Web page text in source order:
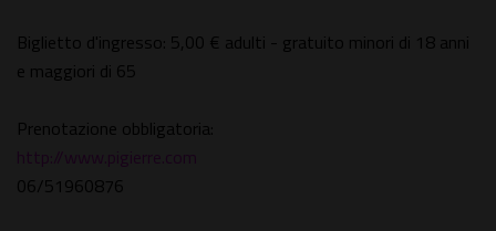
Biglietto d'ingresso: 5,00 € adulti - gratuito minori di 18 anni
e maggiori di 65
Prenotazione obbligatoria:
http://www.pigierre.com
06/51960876